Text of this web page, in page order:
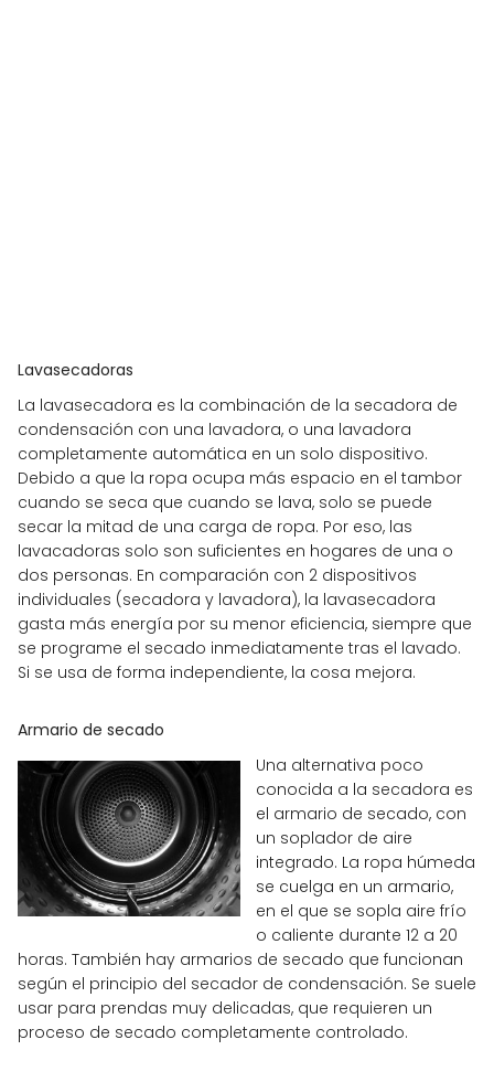
Lavasecadoras
La lavasecadora es la combinación de la secadora de
condensación con una lavadora, o una lavadora
completamente automática en un solo dispositivo.
Debido a que la ropa ocupa más espacio en el tambor
cuando se seca que cuando se lava, solo se puede
secar la mitad de una carga de ropa. Por eso, las
lavacadoras solo son suficientes en hogares de una o
dos personas. En comparación con 2 dispositivos
individuales (secadora y lavadora), la lavasecadora
gasta más energía por su menor eficiencia, siempre que
se programe el secado inmediatamente tras el lavado.
Si se usa de forma independiente, la cosa mejora.
Armario de secado
Una alternativa poco
conocida a la secadora es
el armario de secado, con
un soplador de aire
integrado. La ropa húmeda
se cuelga en un armario,
en el que se sopla aire frío
o caliente durante 12 a 20
horas. También hay armarios de secado que funcionan
según el principio del secador de condensación. Se suele
usar para prendas muy delicadas, que requieren un
proceso de secado completamente controlado.